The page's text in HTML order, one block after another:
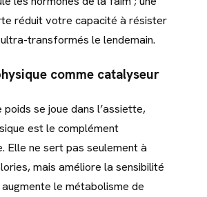
réduit votre capacité à résister
transformés le lendemain.
comme catalyseur
se joue dans l’assiette,
est le complément
Elle ne sert pas seulement à
mais améliore la sensibilité
augmente le métabolisme de